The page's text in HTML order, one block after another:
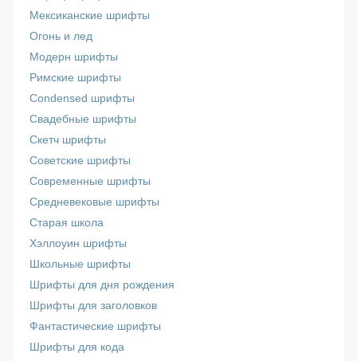
Мексиканские шрифты
Огонь и лед
Модерн шрифты
Римские шрифты
Сondensed шрифты
Свадебные шрифты
Скетч шрифты
Советские шрифты
Современные шрифты
Средневековые шрифты
Старая школа
Хэллоуин шрифты
Школьные шрифты
Шрифты для дня рождения
Шрифты для заголовков
Фантастические шрифты
Шрифты для кода